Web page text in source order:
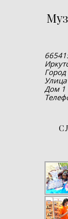
Дом 1